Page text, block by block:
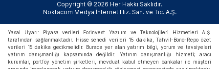
Copyright © 2026 Her Hakkı Saklıdır.
Noktacom Medya İnternet Hiz. San. ve Tic. A.Ş.
Yasal Uyarı: Piyasa verileri Forinvest Yazılım ve Teknolojileri Hizmetleri A.Ş.
tarafından sağlanmaktadır. Hisse senedi verileri 15 dakika, Tahvil-Bono-Repo özet
verileri 15 dakika gecikmelidir. Burada yer alan yatırım bilgi, yorum ve tavsiyeleri
yatırım danışmanlığı kapsamında değildir. Yatırım danışmanlığı hizmeti; aracı
kurumlar, portföy yönetim şirketleri, mevduat kabul etmeyen bankalar ile müşteri